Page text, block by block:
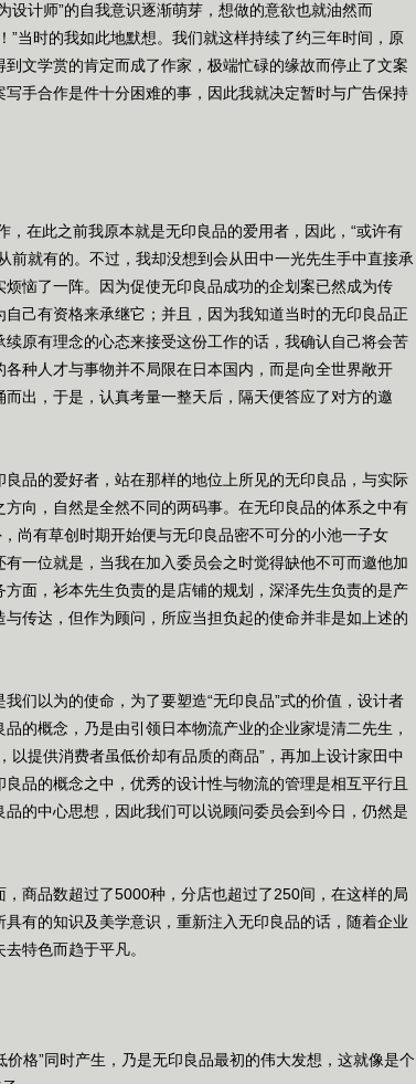
设计师”的自我意识逐渐萌芽，想做的意欲也就油然而
”当时的我如此地默想。我们就这样持续了约三年时间，原
文学赏的肯定而成了作家，极端忙碌的缘故而停止了文案
手合作是件十分困难的事，因此我就决定暂时与广告保持
在此之前我原本就是无印良品的爱用者，因此，“或许有
前就有的。不过，我却没想到会从田中一光先生手中直接承
恼了一阵。因为促使无印良品成功的企划案已然成为传
己有资格来承继它；并且，因为我知道当时的无印良品正
原有理念的心态来接受这份工作的话，我确认自己将会苦
种人才与事物并不局限在日本国内，而是向全世界敞开
出，于是，认真考量一整天后，隔天便答应了对方的邀
的爱好者，站在那样的地位上所见的无印良品，与实际
向，自然是全然不同的两码事。在无印良品的体系之中有
尚有草创时期开始便与无印良品密不可分的小池一子女
一位就是，当我在加入委员会之时觉得缺他不可而邀他加
面，衫本先生负责的是店铺的规划，深泽先生负责的是产
传达，但作为顾问，所应当担负起的使命并非是如上述的
以为的使命，为了要塑造“无印良品”式的价值，设计者
的概念，乃是由引领日本物流产业的企业家堤清二先生，
以提供消费者虽低价却有品质的商品”，再加上设计家田中
品的概念之中，优秀的设计性与物流的管理是相互平行且
的中心思想，因此我们可以说顾问委员会到今日，仍然是
品数超过了5000种，分店也超过了250间，在这样的局
有的知识及美学意识，重新注入无印良品的话，随着企业
特色而趋于平凡。
格”同时产生，乃是无印良品最初的伟大发想，这就像是个